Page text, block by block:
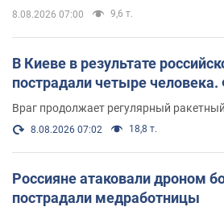
8.08.2026 07:00 9,6 т.
В Киеве в результате
пострадали четыре человека.
Враг продолжает регулярный
8.08.2026 07:02 18,8 т.
Россияне атаковали дроном
пострадали медработницы